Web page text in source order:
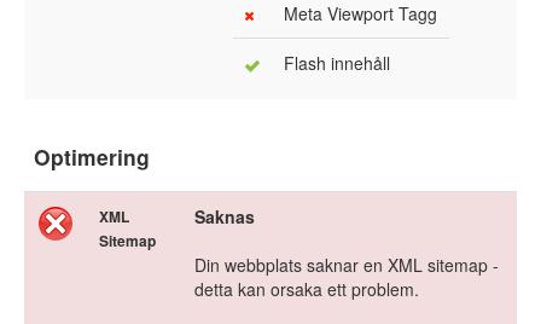
Meta Viewport Tagg
Flash innehåll
Optimering
XML
Sitemap
Saknas
Din webbplats saknar en XML sitemap -
detta kan orsaka ett problem.